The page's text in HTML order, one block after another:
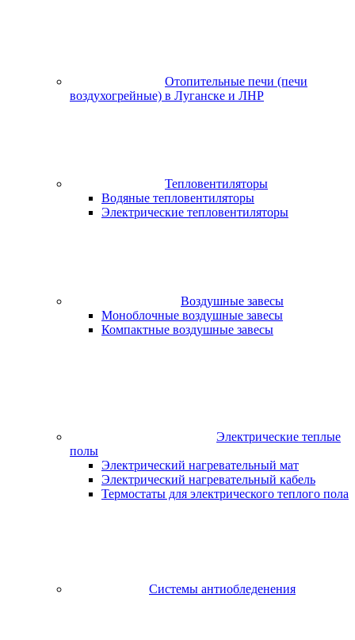
Отопительные печи (печи
воздухогрейные) в Луганске и ЛНР
Тепловентиляторы
Водяные тепловентиляторы
Электрические тепловентиляторы
Воздушные завесы
Моноблочные воздушные завесы
Компактные воздушные завесы
Электрические теплые
полы
Электрический нагревательный мат
Электрический нагревательный кабель
Термостаты для электрического теплого пола
Системы антиобледенения